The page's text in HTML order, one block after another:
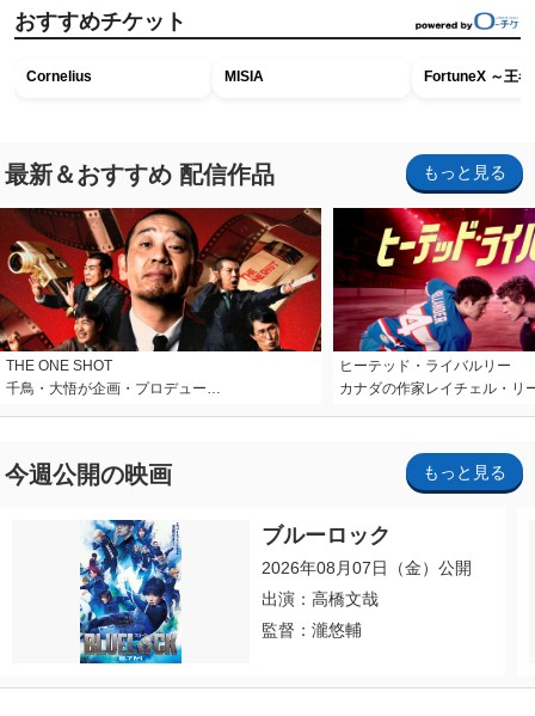
おすすめチケット
Cornelius MISIA FortuneX ～王
最新＆おすすめ 配信作品 もっと見る
THE ONE SHOT
千鳥・大悟が企画・プロデュー…
ヒーテッド・ライバルリー
カナダの作家レイチェル・リ
今週公開の映画 もっと見る
ブルーロック
2026年08月07日（金）公開
出演：高橋文哉
監督：瀧悠輔